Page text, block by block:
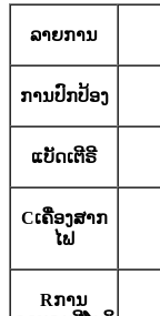
ລາຍການ
ການປົກປ້ອງ
ແບັດເຕີຣີ
Cເຄື່ອງສາກ
ໄຟ
Rການ